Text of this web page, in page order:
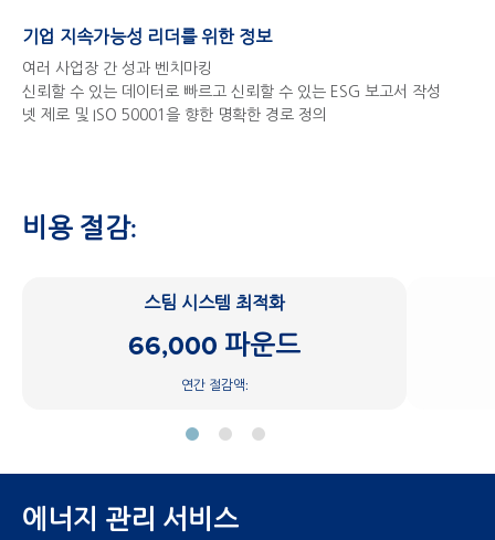
기업 지속가능성 리더를 위한 정보
여러 사업장 간 성과 벤치마킹
신뢰할 수 있는 데이터로 빠르고 신뢰할 수 있는 ESG 보고서 작성
넷 제로 및 ISO 50001을 향한 명확한 경로 정의
비용 절감:
스팀 시스템 최적화
66,000 파운드
연간 절감액:
에너지 관리 서비스